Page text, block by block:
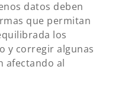
datos deben
que permitan
los
y corregir algunas
afectando al